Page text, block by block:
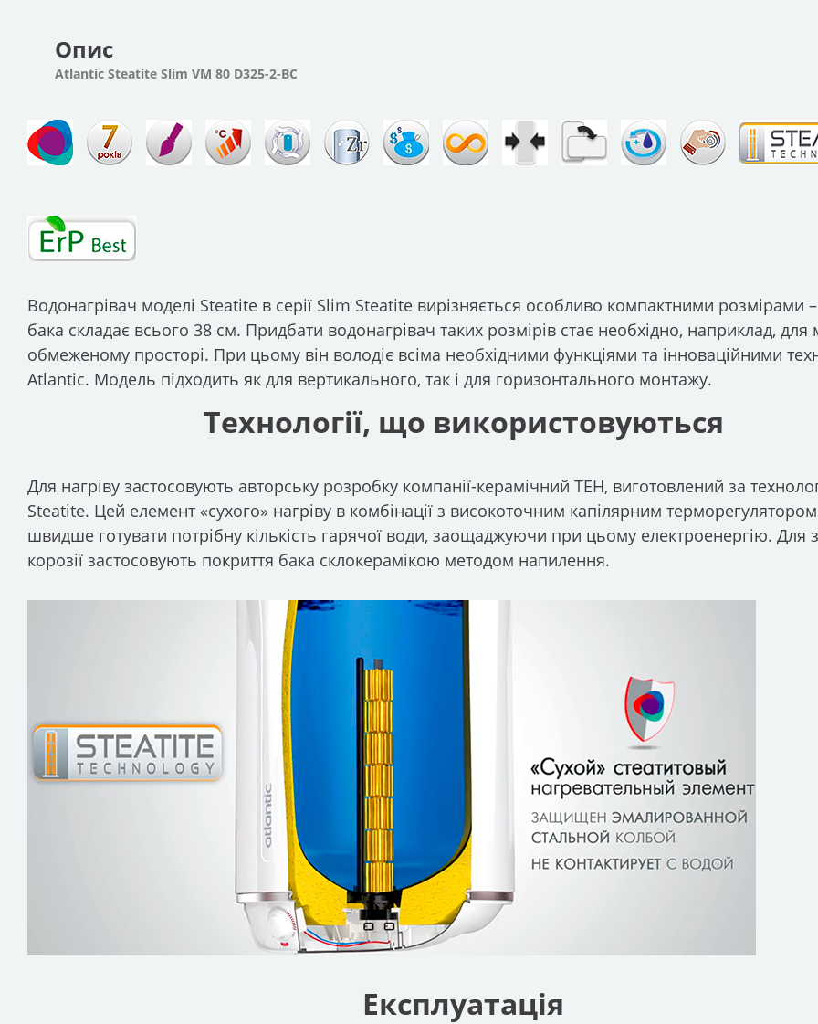
Опис
Atlantic Steatite Slim VM 80 D325-2-BC
Водонагрівач моделі Steatite в серії Slim Steatite вирізняється особливо компактними розмірами
бака складає всього 38 см. Придбати водонагрівач таких розмірів стає необхідно, наприклад,
обмеженому просторі. При цьому він володіє всіма необхідними функціями та інноваційними
Atlantic. Модель підходить як для вертикального, так і для горизонтального монтажу.
Технології, що використовуються
Для нагріву застосовують авторську розробку компанії-керамічний ТЕН, виготовлений за
Steatite. Цей елемент «сухого» нагріву в комбінації з високоточним капілярним
швидше готувати потрібну кількість гарячої води, заощаджуючи при цьому електроенергію. Для
корозії застосовують покриття бака склокерамікою методом напилення.
Експлуатація